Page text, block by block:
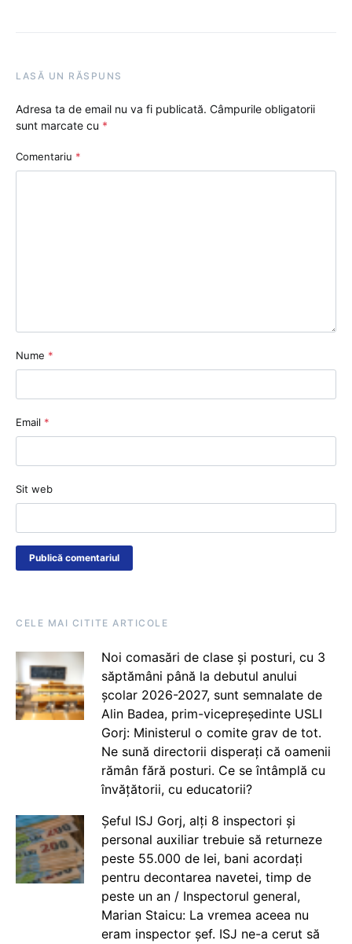
LASĂ UN RĂSPUNS
Adresa ta de email nu va fi publicată. Câmpurile obligatorii
sunt marcate cu *
Comentariu *
Nume *
Email *
Sit web
CELE MAI CITITE ARTICOLE
Noi comasări de clase și posturi, cu 3
săptămâni până la debutul anului
școlar 2026-2027, sunt semnalate de
Alin Badea, prim-vicepreședinte USLI
Gorj: Ministerul o comite grav de tot.
Ne sună directorii disperați că oamenii
rămân fără posturi. Ce se întâmplă cu
învățătorii, cu educatorii?
Șeful ISJ Gorj, alți 8 inspectori și
personal auxiliar trebuie să returneze
peste 55.000 de lei, bani acordați
pentru decontarea navetei, timp de
peste un an / Inspectorul general,
Marian Staicu: La vremea aceea nu
eram inspector șef. ISJ ne-a cerut să